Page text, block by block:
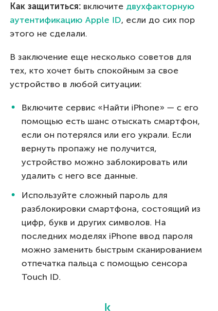
Как защититься: включите двухфакторную
аутентификацию Apple ID, если до сих пор
этого не сделали.
В заключение еще несколько советов для
тех, кто хочет быть спокойным за свое
устройство в любой ситуации:
Включите сервис «Найти iPhone» — с его
помощью есть шанс отыскать смартфон,
если он потерялся или его украли. Если
вернуть пропажу не получится,
устройство можно заблокировать или
удалить с него все данные.
Используйте сложный пароль для
разблокировки смартфона, состоящий из
цифр, букв и других символов. На
последних моделях iPhone ввод пароля
можно заменить быстрым сканированием
отпечатка пальца с помощью сенсора
Touch ID.